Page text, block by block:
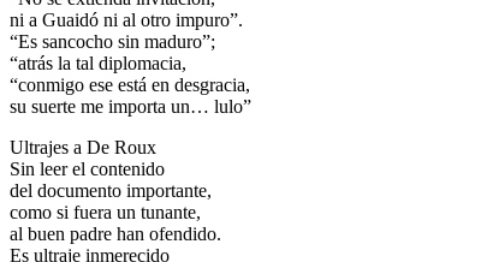
ni a Guaidó ni al otro impuro”.
“Es sancocho sin maduro”;
“atrás la tal diplomacia,
“conmigo ese está en desgracia,
su suerte me importa un… lulo”
Ultrajes a De Roux
Sin leer el contenido
del documento importante,
como si fuera un tunante,
al buen padre han ofendido.
Es ultraje inmerecido